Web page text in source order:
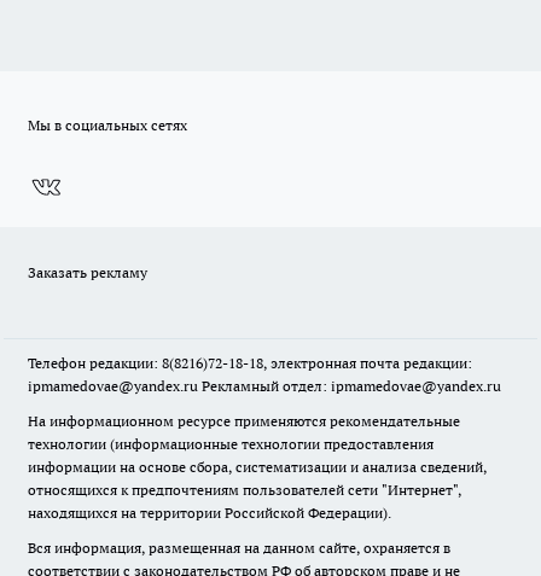
Мы в социальных сетях
Заказать рекламу
Телефон редакции: 8(8216)72-18-18, электронная почта редакции:
ipmamedovae@yandex.ru Рекламный отдел: ipmamedovae@yandex.ru
На информационном ресурсе применяются рекомендательные
технологии (информационные технологии предоставления
информации на основе сбора, систематизации и анализа сведений,
относящихся к предпочтениям пользователей сети "Интернет",
находящихся на территории Российской Федерации).
Вся информация, размещенная на данном сайте, охраняется в
соответствии с законодательством РФ об авторском праве и не